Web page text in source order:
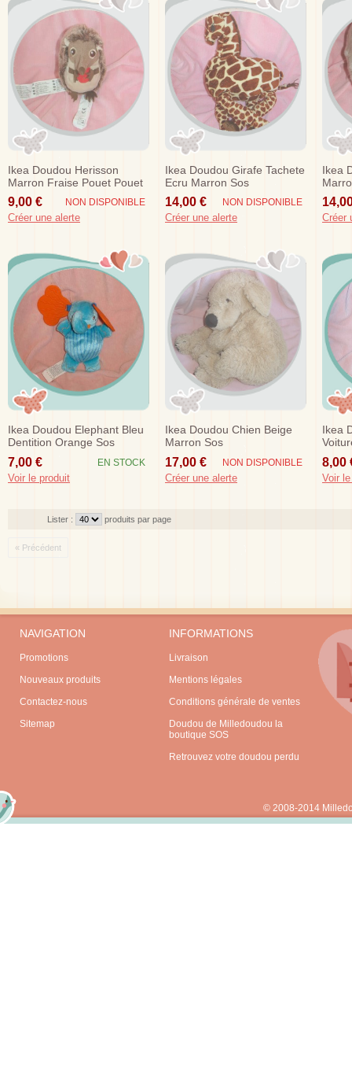
Ikea Doudou Herisson
Marron Fraise Pouet Pouet
Sos
9,00 € NON DISPONIBLE
Créer une alerte
Ikea Doudou Girafe Tachete
Ecru Marron Sos
14,00 € NON DISPONIBLE
Créer une alerte
Ikea
Créer
Ikea Doudou Elephant Bleu
Dentition Orange Sos
7,00 € EN STOCK
Voir le produit
Ikea Doudou Chien Beige
Marron Sos
17,00 € NON DISPONIBLE
Créer une alerte
Ikea
8,00
Voir
Lister : produits par page
« Précédent
NAVIGATION
Promotions
Nouveaux produits
Contactez-nous
Sitemap
INFORMATIONS
Livraison
Mentions légales
Conditions générale de ventes
Doudou de Milledoudou la
boutique SOS
Retrouvez votre doudou perdu
© 2008-2014